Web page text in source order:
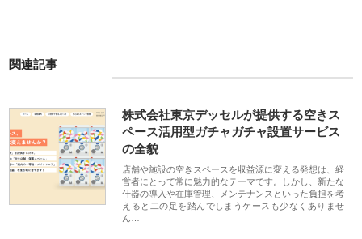
関連記事
株式会社東京デッセルが提供する空きス
ペース活用型ガチャガチャ設置サービス
の全貌
店舗や施設の空きスペースを収益源に変える発想は、経
営者にとって常に魅力的なテーマです。しかし、新たな
什器の導入や在庫管理、メンテナンスといった負担を考
えると二の足を踏んでしまうケースも少なくありませ
ん…